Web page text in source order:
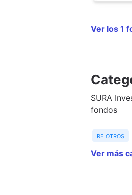
Ver los 1
SURA
fondos
rf otros
Ver más